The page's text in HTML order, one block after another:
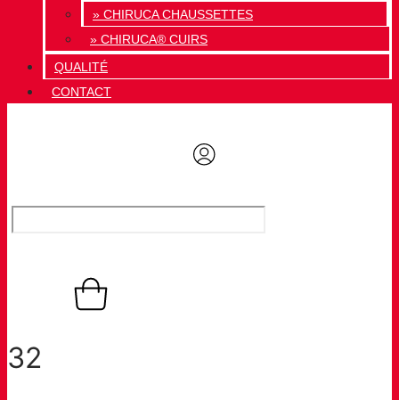
» CHIRUCA CHAUSSETTES
» CHIRUCA® CUIRS
QUALITÉ
CONTACT
32